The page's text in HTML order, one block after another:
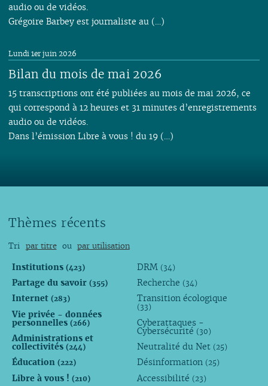
audio ou de vidéos.
Grégoire Barbey est journaliste au (…)
Bilan du mois de mai 2026
Lundi 1er juin 2026
15 transcriptions ont été publiées au mois de mai 2026, ce
qui correspond à 12 heures et 31 minutes d’enregistrements
audio ou de vidéos.
Dans l’émission Libre à vous ! du 19 (…)
Thèmes récents
Tri par titre ou par utilisation
Institutions (423)
Partage du savoir (355)
Internet (283)
Vie privée - données
personnelles (266)
Administrations et
collectivités (244)
Éducation (222)
Libre à vous ! (210)
DRM (34)
Recherche (34)
Transition écologique
(33)
Cyberattaques -
Cybersécurité (30)
Neutralité du Net (25)
Désinformation (25)
Accessibilité (23)